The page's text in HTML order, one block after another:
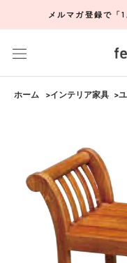
し
メルマガ登録で「
ホーム インテリア家具